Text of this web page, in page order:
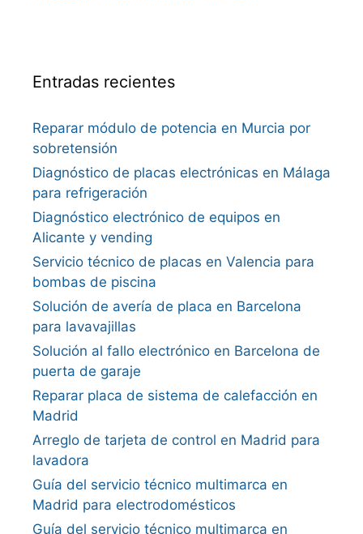
Entradas recientes
Reparar módulo de potencia en Murcia por
sobretensión
Diagnóstico de placas electrónicas en Málaga
para refrigeración
Diagnóstico electrónico de equipos en
Alicante y vending
Servicio técnico de placas en Valencia para
bombas de piscina
Solución de avería de placa en Barcelona
para lavavajillas
Solución al fallo electrónico en Barcelona de
puerta de garaje
Reparar placa de sistema de calefacción en
Madrid
Arreglo de tarjeta de control en Madrid para
lavadora
Guía del servicio técnico multimarca en
Madrid para electrodomésticos
Guía del servicio técnico multimarca en